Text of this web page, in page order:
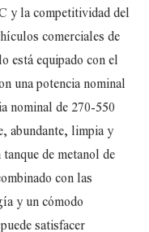
y la competitividad del
comerciales de
está equipado con el
una potencia nominal
nominal de 270-550
abundante, limpia y
de metanol de
con las
y un cómodo
satisfacer